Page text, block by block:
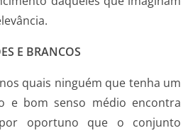
E BRANCOS
quais ninguém que tenha um
e bom senso médio encontra
por oportuno que o conjunto